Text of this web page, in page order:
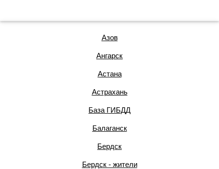
Азов
Ангарск
Астана
Астрахань
База ГИБДД
Балаганск
Бердск
Бердск - жители